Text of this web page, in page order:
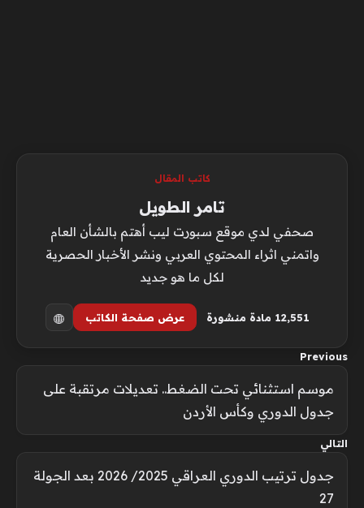
كاتب المقال
تامر الطويل
صحفي لدي موقع سبورت ليب أهتم بالشأن العام
واتمني اثراء المحتوي العربي ونشر الأخبار الحصرية
لكل ما هو جديد
12٬551 مادة منشورة عرض صفحة الكاتب
Previous
موسم استثنائي تحت الضغط.. تعديلات مرتقبة على
جدول الدوري وكأس الأردن
التالي
جدول ترتيب الدوري العراقي 2025/ 2026 بعد الجولة
27